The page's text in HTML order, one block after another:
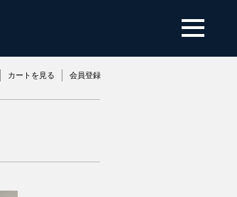
カートを見る 会員登録